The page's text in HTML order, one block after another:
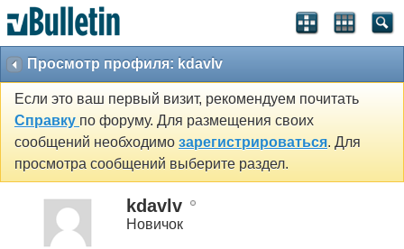
Просмотр профиля: kdavlv
Если это ваш первый визит, рекомендуем почитать
Справку по форуму. Для размещения своих
сообщений необходимо зарегистрироваться. Для
просмотра сообщений выберите раздел.
kdavlv
Новичок